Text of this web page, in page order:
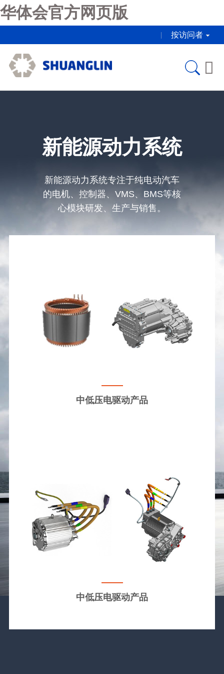
华体会官方网页版
按访问者

新能源动力系统
新能源动力系统专注于纯电动汽车
的电机、控制器、VMS、BMS等核
心模块研发、生产与销售。
中低压电驱动产品
中低压电驱动产品